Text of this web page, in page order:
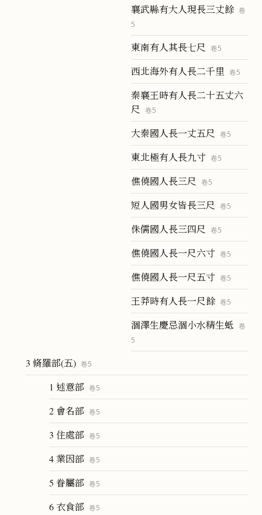
襄武縣有大人現長三丈餘 卷
5
東南有人其長七尺 卷5
西北海外有人長二千里 卷5
秦襄王時有人長二十五丈六
尺
卷5
大秦國人長一丈五尺 卷5
東北極有人長九寸 卷5
僬僥國人長三尺 卷5
短人國男女皆長三尺 卷5
侏儒國人長三四尺 卷5
僬僥國人長一尺六寸 卷5
僬僥國人長一尺五寸 卷5
王莽時有人長一尺餘 卷5
涸澤生慶忌涸小水精生蚳 卷
5
3 脩羅部(五) 卷5
1 述意部 卷5
2 會名部 卷5
3 住處部 卷5
4 業因部 卷5
5 眷屬部 卷5
6 衣食部 卷5